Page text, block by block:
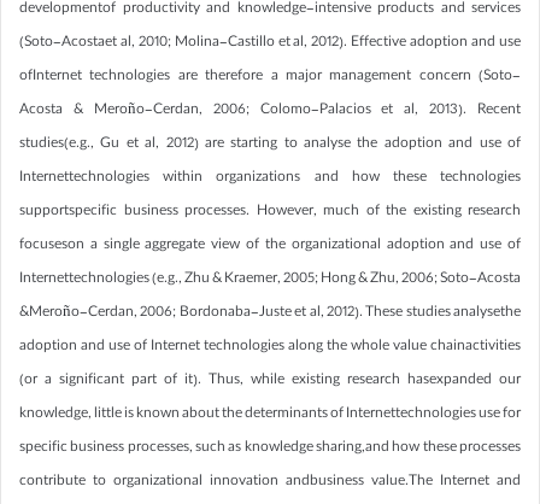
developmentof productivity and knowledge-intensive products and services
(Soto-Acostaet al, 2010; Molina-Castillo et al, 2012). Effective adoption and use
ofInternet technologies are therefore a major management concern (Soto-
Acosta & Meroño-Cerdan, 2006; Colomo-Palacios et al, 2013). Recent
studies(e.g., Gu et al, 2012) are starting to analyse the adoption and use of
Internettechnologies within organizations and how these technologies
supportspecific business processes. However, much of the existing research
focuseson a single aggregate view of the organizational adoption and use of
Internettechnologies (e.g., Zhu & Kraemer, 2005; Hong & Zhu, 2006; Soto-Acosta
&Meroño-Cerdan, 2006; Bordonaba-Juste et al, 2012). These studies analysethe
adoption and use of Internet technologies along the whole value chainactivities
(or a significant part of it). Thus, while existing research hasexpanded our
knowledge, little is known about the determinants of Internettechnologies use for
specific business processes, such as knowledge sharing,and how these processes
contribute to organizational innovation andbusiness value.The Internet and